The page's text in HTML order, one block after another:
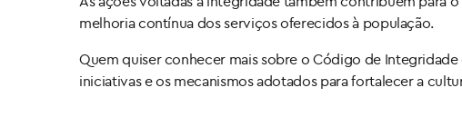
melhoria contínua dos serviços oferecidos à população.
Quem quiser conhecer mais sobre o Código de
iniciativas e os mecanismos adotados para fortalecer a